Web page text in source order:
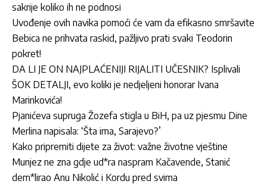
sakrije koliko ih ne podnosi
Uvođenje ovih navika pomoći će vam da efikasno smršavite
Bebica ne prihvata raskid, pažljivo prati svaki Teodorin
pokret!
DA LI JE ON NAJPLAĆENIJI RIJALITI UČESNIK? Isplivali
ŠOK DETALJI, evo koliki je nedjeljeni honorar Ivana
Marinkovića!
Pjanićeva supruga Žozefa stigla u BiH, pa uz pjesmu Dine
Merlina napisala: ‘Šta ima, Sarajevo?’
Kako pripremiti dijete za život: važne životne vještine
Munjez ne zna gdje ud*ra naspram Kačavende, Stanić
dem*lirao Anu Nikolić i Kordu pred svima